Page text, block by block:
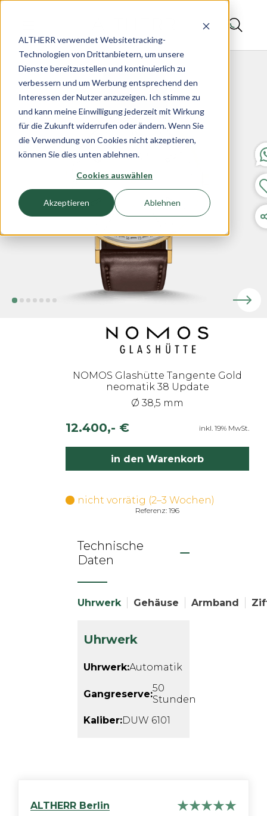
ALTHERR verwendet Websitetracking-
Technologien von Drittanbietern, um unsere
Dienste bereitzustellen und kontinuierlich zu
verbessern und um Werbung entsprechend den
Interessen der Nutzer anzuzeigen. Ich stimme zu
und kann meine Einwilligung jederzeit mit Wirkung
für die Zukunft widerrufen oder ändern. Wenn Sie
die Verwendung von Cookies nicht akzeptieren,
können Sie dies unten ablehnen.
Cookies auswählen
Akzeptieren Ablehnen
NOMOS Glashütte Tangente Gold
neomatik 38 Update
Ø 38,5 mm
12.400,- € inkl. 19% MwSt.
in den Warenkorb
nicht vorrätig (2–3 Wochen)
Referenz: 196
Technische
Daten
Uhrwerk Gehäuse Armband
Uhrwerk
Uhrwerk:Automatik
Gangreserve:50
Stunden
Kaliber:DUW 6101
ALTHERR Berlin